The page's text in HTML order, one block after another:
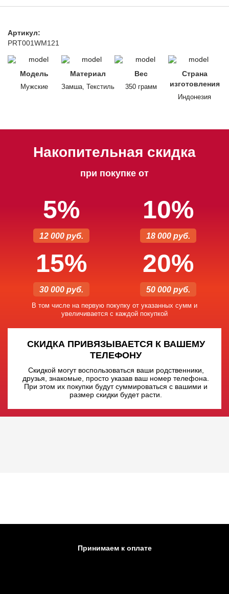
Артикул:
PRT001WM121
Модель
Мужские
Материал
Замша, Текстиль
Вес
350 грамм
Страна
изготовления
Индонезия
Накопительная скидка
при покупке от
5%
12 000 руб.
10%
18 000 руб.
15%
30 000 руб.
20%
50 000 руб.
В том числе на первую покупку от указанных сумм и
увеличивается с каждой покупкой
СКИДКА ПРИВЯЗЫВАЕТСЯ К ВАШЕМУ
ТЕЛЕФОНУ
Скидкой могут воспользоваться ваши родственники,
друзья, знакомые, просто указав ваш номер телефона.
При этом их покупки будут суммироваться с вашими и
размер скидки будет расти.
Принимаем к оплате